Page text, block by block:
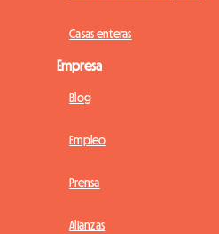
Casas enteras
Empresa
Blog
Empleo
Prensa
Alianzas